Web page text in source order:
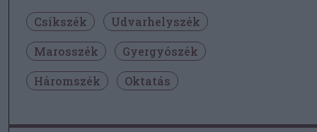
Csíkszék
Udvarhelyszék
Marosszék
Gyergyószék
Háromszék
Oktatás